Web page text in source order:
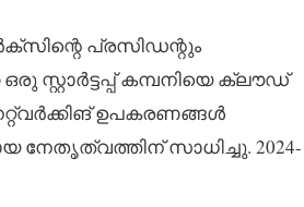
പ്രസിഡന്റും
കമ്പനിയെ ക്ലൗഡ്
ഉപകരണങ്ങൾ
നേതൃത്വത്തിന് സാധിച്ചു. 2024-